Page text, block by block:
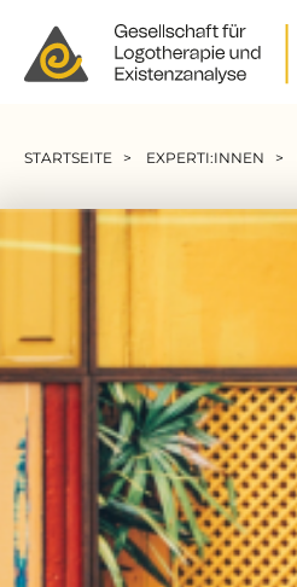
STARTSEITE EXPERTI:INNEN